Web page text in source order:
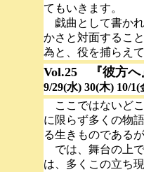
てもいきます。
戯曲として書かれ
かさと対面するこ
為と、役を捕らえ
Vol.25 『彼方へ
9/29(水) 30(木) 10/
ここではないどこ
に限らず多くの物
る生きものである
では、舞台の上で
は、多くこの立ち